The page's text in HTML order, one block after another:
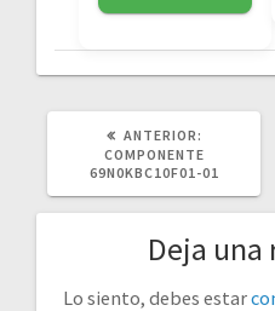
ANTERIOR:
ANTERIOR:
COMPONENTE
69N0KBC10F01-01
Deja una
Lo siento, debes estar